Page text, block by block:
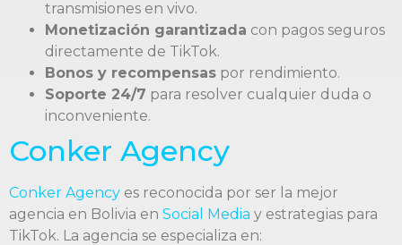
transmisiones en vivo.
Monetización garantizada con pagos seguros
directamente de TikTok.
Bonos y recompensas por rendimiento.
Soporte 24/7 para resolver cualquier duda o
inconveniente.
Conker Agency
Conker Agency es reconocida por ser la mejor
agencia en Bolivia en Social Media y estrategias para
TikTok. La agencia se especializa en: